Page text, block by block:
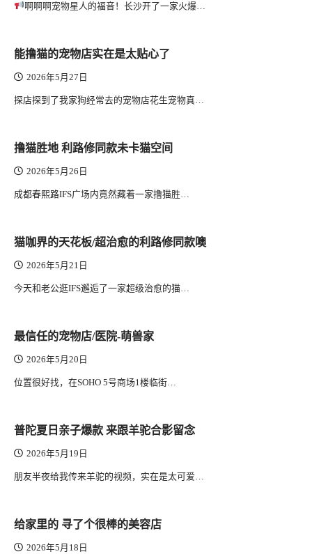
啊啊啊宠物星人的福音！长沙开了一家火爆…
能撸猫的宠物店实在是太贴心了
2026年5月27日
探店探到了我家狗经常去的宠物店花生宠物真…
撸猫胜地 利路修同款未卡猫空间
2026年5月26日
成都春熙路IFS广场内竟然藏着一家撸猫胜…
猫咖界的天花板/超治愈的利路修同款噢
2026年5月21日
今天和老公逛IFS邂逅了一家超级治愈的猫…
最信任的宠物店/医院-萌兽家
2026年5月20日
位置很好找，在SOHO 5号商场1楼临街…
普陀夏日亲子爆款 来跟羊驼合影留念
2026年5月19日
朋友半夜给我传来羊驼的视频，实在是太可爱…
给家里的 寻了个很棒的美容店
2026年5月18日